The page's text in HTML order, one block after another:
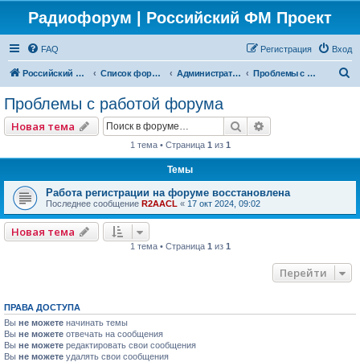
Радиофорум | Российский ФМ Проект
FAQ Вход
Регистрация
Российский ФМ проект Список форумов Администраторский Проблемы с работой форума
Проблемы с работой форума
Новая тема Поиск
1 тема • Страница 1 из 1
Темы
Работа регистрации на форуме восстановлена
Последнее сообщение R2AACL « 17 окт 2024, 09:02
Новая тема
1 тема • Страница 1 из 1
Перейти
ПРАВА ДОСТУПА
Вы не можете начинать темы
Вы не можете отвечать на сообщения
Вы не можете редактировать свои сообщения
Вы не можете удалять свои сообщения